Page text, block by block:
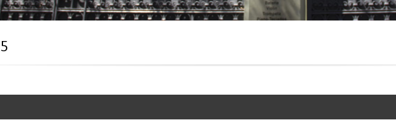
(Batería) & CHARLIE HUNTER (Guitarra)